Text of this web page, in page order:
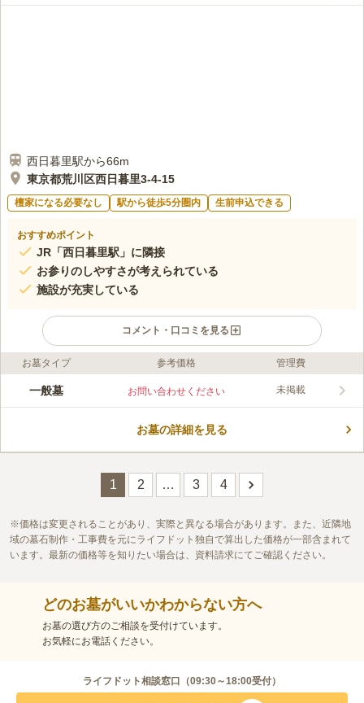
西日暮里駅から66m
東京都荒川区西日暮里3-4-15
檀家になる必要なし 駅から徒歩5分圏内 生前申込できる
おすすめポイント
JR「西日暮里駅」に隣接
お参りのしやすさが考えられている
施設が充実している
コメント・口コミを見る
ライフドット編集部のコメント
JR山手線「西日暮里駅」から徒歩約1分という、駅に隣接したア
す。 バリアフリー設計ではないですが、参道もきちんと舗装さ
この霊園はまだ誰からも評価されていません。
お墓タイプ 参考価格 管理費
一般墓 お問い合わせください 未掲載
お墓の詳細を見る
1 2 … 3 4
価格は変更されることがあり、実際と異なる場合があります。また、近隣地
域の墓石制作・工事費を元にライフドット独自で算出した価格が一部含まれて
います。最新の価格等を知りたい場合は、資料請求にてご確認ください。
どのお墓がいいかわからない方へ
お墓の選び方のご相談を受付けています。
お気軽にお電話ください。
ライフドット相談窓口（09:30～18:00受付）